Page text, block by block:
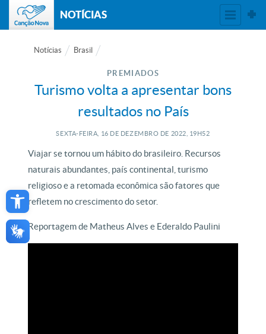
Open toolbar
NOTÍCIAS
Notícias Brasil
PREMIADOS
Turismo volta a apresentar bons
resultados no País
SEXTA-FEIRA, 16 DE DEZEMBRO DE 2022, 19H52
Viajar se tornou um hábito do brasileiro. Recursos
naturais abundantes, país continental, turismo
religioso e a retomada econômica são fatores que
refletem no crescimento do setor.
Reportagem de Matheus Alves e Ederaldo Paulini